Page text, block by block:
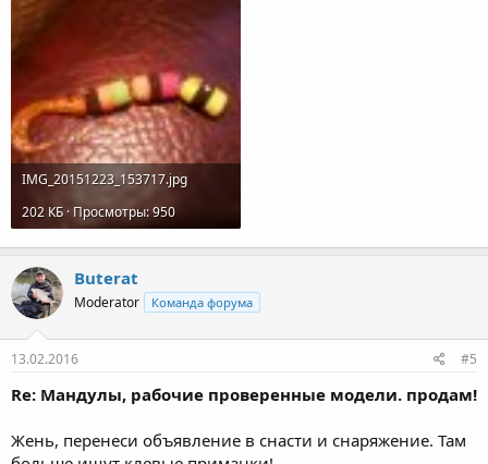
IMG_20151223_153717.jpg
202 КБ · Просмотры: 950
Buterat
Moderator Команда форума
13.02.2016 #5
Re: Мандулы, рабочие проверенные модели. продам!
Жень, перенеси объявление в снасти и снаряжение. Там